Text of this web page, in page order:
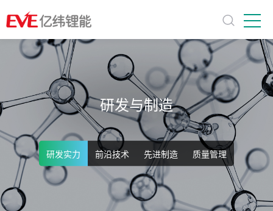
研发与制造
研发实力 前沿技术 先进制造 质量管理